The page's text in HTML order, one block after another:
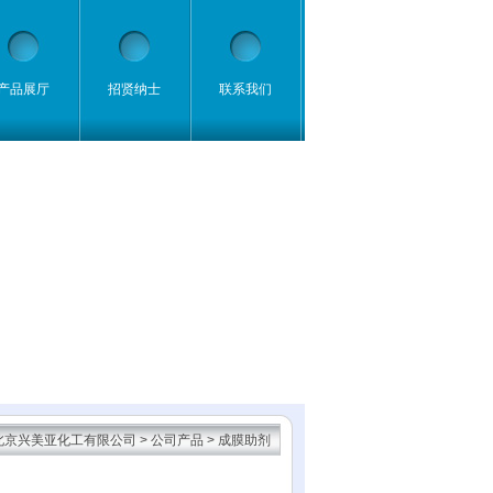
品展厅 招贤纳士 联系我们
京兴美亚化工有限公司 > 公司产品 > 成膜助剂